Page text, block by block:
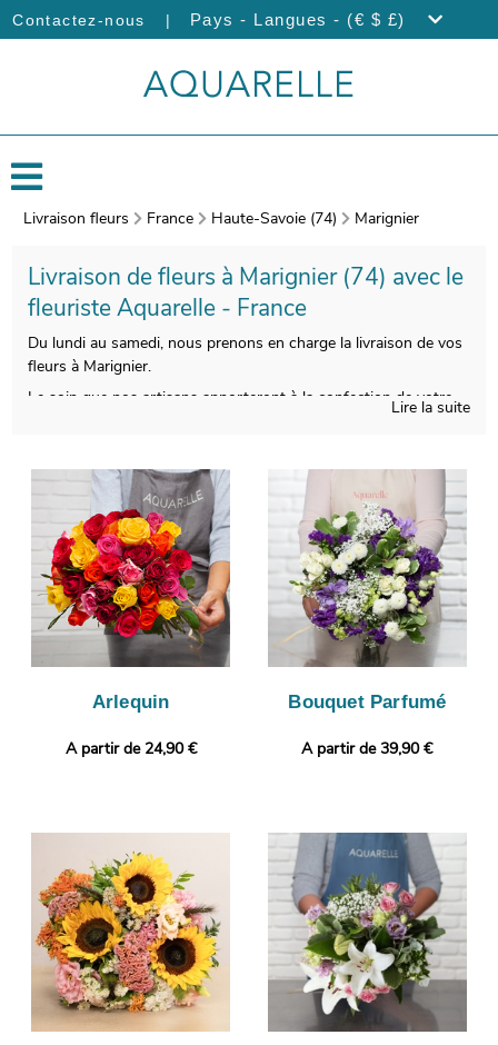
Contactez-nous | Pays - Langues - (€ $ £)
Livraison fleurs France Haute-Savoie (74) Marignier
Livraison de fleurs à Marignier (74) avec le
fleuriste Aquarelle - France
Du lundi au samedi, nous prenons en charge la livraison de vos
fleurs à Marignier.
Le soin que nos artisans apporteront à la confection de votre
votre bouquet sera placé dans un vase de protection. Àvant de
l’expédier, une photo du produit fini sera prise. Ensuite, nous
vous ferons parvenir cette photographie sur votre boîte mail,
avant sa livraison à Marignier. Vous désirez ajouter une touche
personnelle ? Sans frais supplémentaire, votre commande
pourra être complétée par un message personnalisé.
Lire la suite
Arlequin
A partir de 24,90 €
Bouquet Parfumé
A partir de 39,90 €